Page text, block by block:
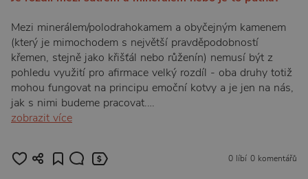
Mezi minerálem/polodrahokamem a obyčejným kamenem
(který je mimochodem s největší pravděpodobností
křemen, stejně jako křišťál nebo růženín) nemusí být z
pohledu využití pro afirmace velký rozdíl - oba druhy totiž
mohou fungovat na principu emoční kotvy a je jen na nás,
jak s nimi budeme pracovat.…
zobrazit více
0 líbí 0 komentářů